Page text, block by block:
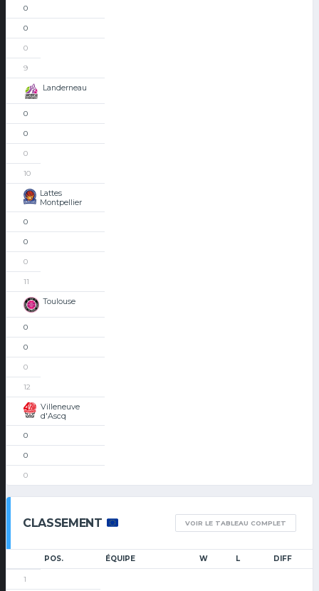
0
0
0
9
Landerneau
0
0
0
10
Lattes
Montpellier
0
0
0
11
Toulouse
0
0
0
12
Villeneuve
d'Ascq
0
0
0
CLASSEMENT VOIR LE TABLEAU COMPLET
POS. ÉQUIPE W L DIFF
1